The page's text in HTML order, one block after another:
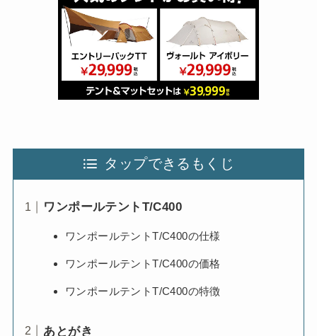
タップできるもくじ
ワンポールテントT/C400
ワンポールテントT/C400の仕様
ワンポールテントT/C400の価格
ワンポールテントT/C400の特徴
あとがき